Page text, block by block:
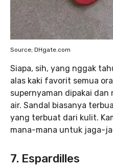
Source; DHgate.com
Siapa, sih, yang nggak
alas kaki favorit semua
supernyaman dipakai dan
air. Sandal biasanya
yang terbuat dari kulit.
mana-mana untuk jaga-
7. Espardilles